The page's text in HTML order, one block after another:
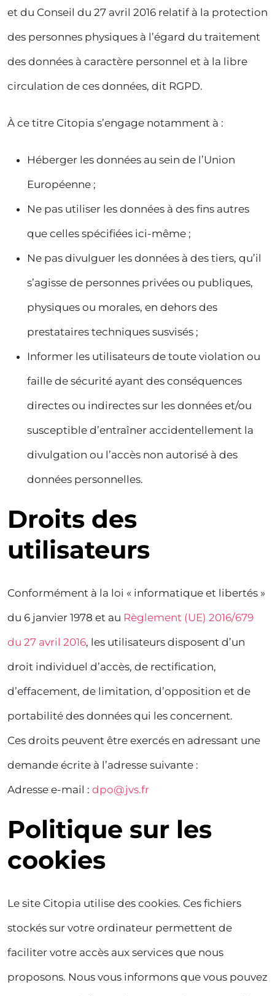
et du Conseil du 27 avril 2016 relatif à la protection
des personnes physiques à l’égard du traitement
des données à caractère personnel et à la libre
circulation de ces données, dit RGPD.
À ce titre Citopia s’engage notamment à :
Héberger les données au sein de l’Union
Européenne ;
Ne pas utiliser les données à des fins autres
que celles spécifiées ici-même ;
Ne pas divulguer les données à des tiers, qu’il
s’agisse de personnes privées ou publiques,
physiques ou morales, en dehors des
prestataires techniques susvisés ;
Informer les utilisateurs de toute violation ou
faille de sécurité ayant des conséquences
directes ou indirectes sur les données et/ou
susceptible d’entraîner accidentellement la
divulgation ou l’accès non autorisé à des
données personnelles.
Droits des
utilisateurs
Conformément à la loi « informatique et libertés »
du 6 janvier 1978 et au Règlement (UE) 2016/679
du 27 avril 2016, les utilisateurs disposent d’un
droit individuel d’accès, de rectification,
d’effacement, de limitation, d’opposition et de
portabilité des données qui les concernent.
Ces droits peuvent être exercés en adressant une
demande écrite à l’adresse suivante :
Adresse e-mail : dpo@jvs.fr
Politique sur les
cookies
Le site Citopia utilise des cookies. Ces fichiers
stockés sur votre ordinateur permettent de
faciliter votre accès aux services que nous
proposons. Nous vous informons que vous pouvez